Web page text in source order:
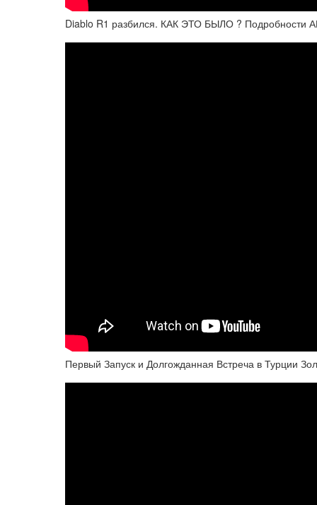
Diablo R1 разбился. КАК ЭТО БЫЛО ? Подробности
Первый Запуск и Долгожданная Встреча в Турции